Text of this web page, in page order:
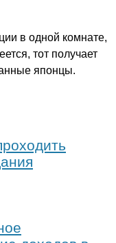
в одной комнате,
тот получает
японцы.